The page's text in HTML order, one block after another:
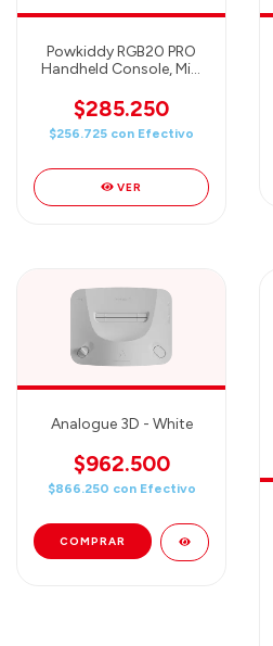
Powkiddy RGB20 PRO
Handheld Console, Mini
3,2 inch PANTALLA IPS -
16GB+128GB + 20000
Games (SKY BLUE)
con
$285.250
$256.725 con Efectivo
VER
Analogue 3D - White
$962.500
$866.250 con Efectivo